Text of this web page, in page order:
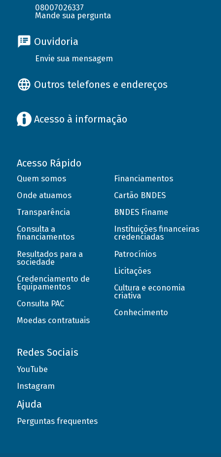
08007026337
Mande sua pergunta
Ouvidoria
Envie sua mensagem
Outros telefones e endereços
Acesso à informação
Acesso Rápido
Quem somos
Onde atuamos
Transparência
Consulta a
financiamentos
Resultados para a
sociedade
Credenciamento de
Equipamentos
Consulta PAC
Moedas contratuais
Financiamentos
Cartão BNDES
BNDES Finame
Instituições financeiras
credenciadas
Patrocínios
Licitações
Cultura e economia
criativa
Conhecimento
Redes Sociais
YouTube
Instagram
Ajuda
Perguntas frequentes